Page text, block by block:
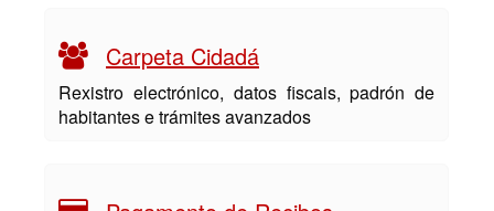
Carpeta Cidadá
Rexistro electrónico, datos fiscais, padrón de
habitantes e trámites avanzados